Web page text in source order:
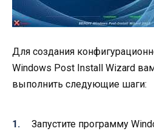
Для создания
Windows Post Install Wizard
выполнить следующие шаги:
Запустите программу